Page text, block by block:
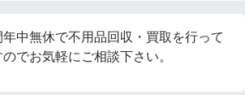
年中無休で不用品回収・買取を行って
でお気軽にご相談下さい。